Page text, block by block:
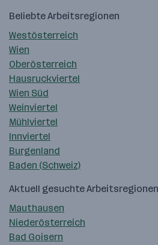
Beliebte Arbeitsregionen
Westösterreich
Wien
Oberösterreich
Hausruckviertel
Wien Süd
Weinviertel
Mühlviertel
Innviertel
Burgenland
Baden (Schweiz)
Aktuell gesuchte Arbeitsregionen
Mauthausen
Niederösterreich
Bad Goisern